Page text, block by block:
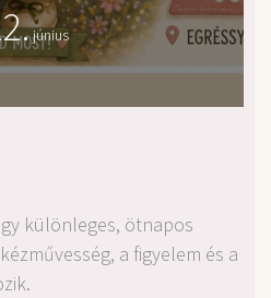
június
különleges, ötnapos
a figyelem és a